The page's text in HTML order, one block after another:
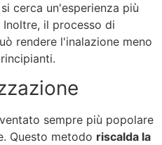
cerca un'esperienza più
il processo di
rendere l'inalazione meno
sempre più popolare
Questo metodo riscalda la